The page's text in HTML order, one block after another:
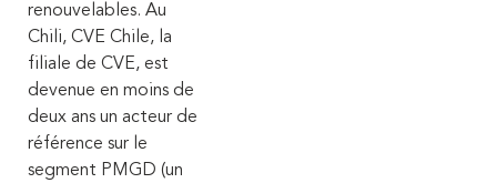
renouvelables. Au
Chili, CVE Chile, la
filiale de CVE, est
devenue en moins de
deux ans un acteur de
référence sur le
segment PMGD (un